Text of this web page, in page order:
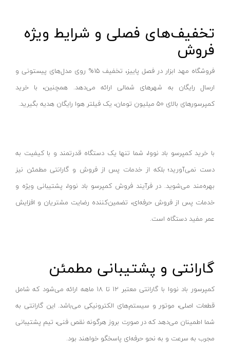
سشوار صنعتی
قیچی برقی
پیستوله برقی
دستگاه مته تیز کنی
مینی فرز دسته بلند
رطوبت گیر و روغن گیر
تستر باتری
رابط دریل
پروفیل بر نووا
پروفیل بر کنزاکس
اره درخت بر
علف زن (داس)
شمشاد زن
لاین-Line
پارس اروند-Pars Arvand
نفیس نور-Nafis Noor
دونا لایت-Dona light
رویان نور-Royan noor
آریا نور-aria noor
کوکن-KUKEN
گارنیل-GARNAIL
شهر برق-Shahrebargh
جی سی پی-JCP
اسپاد-SPAD
جی اچ سی-JHC
بوجار-BOOJAR
تخفیف‌های فصلی و شرایط ویژه
فروش
فروشگاه مهد ابزار در فصل پاییز، تخفیف ۱۵% روی مدل‌های پیستونی و
ارسال رایگان به شهرهای شمالی ارائه می‌دهد. همچنین، با خرید
کمپرسورهای بالای ۵۰ میلیون تومان، یک فیلتر هوا رایگان هدیه بگیرید.
با خرید کمپرسو باد نووا، شما تنها یک دستگاه قدرتمند و با کیفیت به
دست نمی‌آورید؛ بلکه از خدمات پس از فروش و گارانتی مطمئن نیز
بهره‌مند می‌شوید. در فرآیند فروش کمپرسو باد نووا، پشتیبانی ویژه و
خدمات پس از فروش حرفه‌ای، تضمین‌کننده رضایت مشتریان و افزایش
عمر مفید دستگاه است.
گارانتی و پشتیبانی مطمئن
کمپرسور باد نووا با گارانتی معتبر ۱۲ تا ۱۸ ماهه ارائه می‌شود که شامل
قطعات اصلی، موتور و سیستم‌های الکترونیکی می‌باشد. این گارانتی به
شما اطمینان می‌دهد که در صورت بروز هرگونه نقص فنی، تیم پشتیبانی
مجرب به سرعت و به نحو حرفه‌ای پاسخگو خواهند بود.